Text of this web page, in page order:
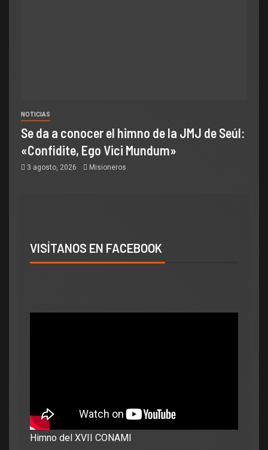
NOTICIAS
Se da a conocer el himno de la JMJ de Seúl:
«Confidite, Ego Vici Mundum»
3 agosto, 2026 Misioneros
VISÍTANOS EN FACEBOOK
Himno del XVII CONAMI